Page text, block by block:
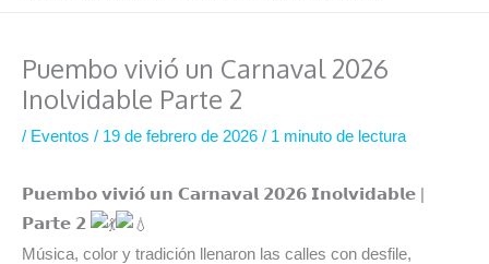
Puembo vivió un Carnaval 2026
Inolvidable Parte 2
/ Eventos / 19 de febrero de 2026 / 1 minuto de lectura
𝗣𝘂𝗲𝗺𝗯𝗼 𝘃𝗶𝘃𝗶𝗼́ 𝘂𝗻 𝗖𝗮𝗿𝗻𝗮𝘃𝗮𝗹 𝟮𝟬𝟮𝟲 𝗜𝗻𝗼𝗹𝘃𝗶𝗱𝗮𝗯𝗹𝗲 |
𝗣𝗮𝗿𝘁𝗲 𝟮
Música, color y tradición llenaron las calles con desfile,